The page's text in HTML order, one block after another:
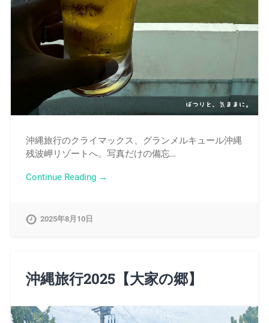
沖縄旅行のクライマックス、グランメルキュール沖縄
残波岬リゾートへ。写真だけの備忘…
Continue Reading →
2025年8月10日
沖縄旅行2025【大家の郷】